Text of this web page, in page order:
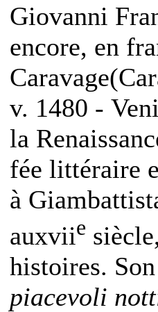
Giovanni
encore, en
v. 1480 -
la
fée littéraire
à
auxviie
histoires.
piacevoli